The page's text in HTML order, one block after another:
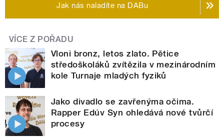
Jak nás naladíte na DABu
VÍCE Z POŘADU
Vloni bronz, letos zlato. Pětice
středoškoláků zvítězila v mezinárodním
kole Turnaje mladých fyziků
Jako divadlo se zavřenýma očima.
Rapper Edúv Syn ohledává nové tvůrčí
procesy